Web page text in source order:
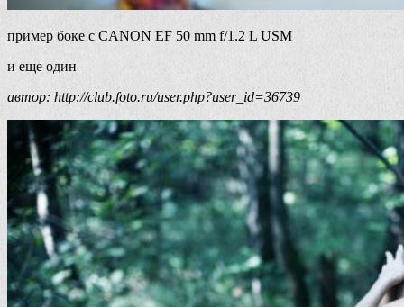
пример боке с CANON EF 50 mm f/1.2 L USM
и еще один
автор: http://club.foto.ru/user.php?user_id=36739